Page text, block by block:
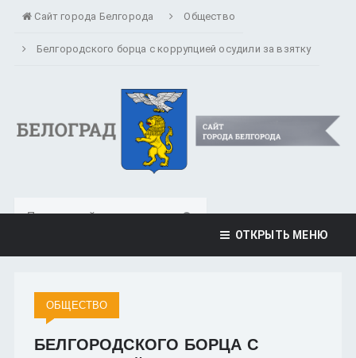
Сайт города Белгорода Общество
Белгородского борца с коррупцией осудили за взятку
ОТКРЫТЬ МЕНЮ
ОБЩЕСТВО
БЕЛГОРОДСКОГО БОРЦА С